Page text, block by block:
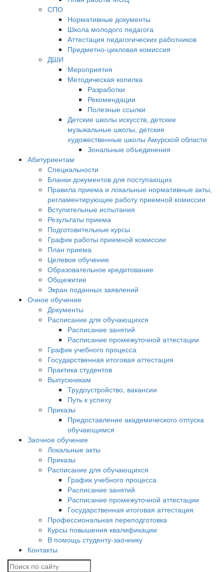
СПО
Нормативные документы
Школа молодого педагога
Аттестация педагогических работников
Предметно-цикловая комиссия
ДШИ
Мероприятия
Методическая копилка
Разработки
Рекомендации
Полезные ссылки
Детские школы искусств, детские
музыкальные школы, детские
художественные школы Амурской области
Зональные объединения
Абитуриентам
Специальности
Бланки документов для поступающих
Правила приема и локальные нормативные акты,
регламентирующие работу приемной комиссии
Вступительные испытания
Результаты приема
Подготовительные курсы
График работы приемной комиссии
План приема
Целевое обучение
Образовательное кредитование
Общежитие
Экран поданных заявлений
Очное обучение
Документы
Расписание для обучающихся
Расписание занятий
Расписание промежуточной аттестации
График учебного процесса
Государственная итоговая аттестация
Практика студентов
Выпускникам
Трудоустройство, вакансии
Путь к успеху
Приказы
Предоставление академического отпуска
обучающимся
Заочное обучение
Локальные акты
Приказы
Расписание для обучающихся
График учебного процесса
Расписание занятий
Расписание промежуточной аттестации
Государственная итоговая аттестация
Профессиональная переподготовка
Курсы повышения квалификации
В помощь студенту-заочнику
Контакты